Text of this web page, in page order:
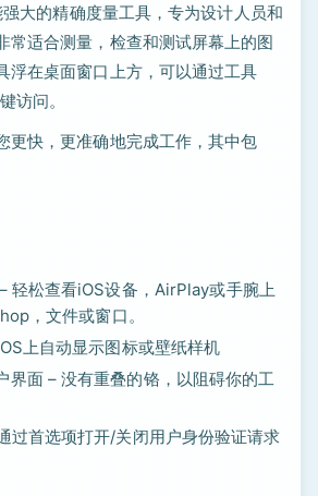
大的精确度量工具，专为设计人员和
常适合测量，检查和测试屏幕上的图
浮在桌面窗口上方，可以通过工具
访问。
更快，更准确地完成工作，其中包
轻松查看iOS设备，AirPlay或手腕上
，文件或窗口。
上自动显示图标或壁纸样机
界面 – 没有重叠的铬，以阻碍你的工
过首选项打开/关闭用户身份验证请求